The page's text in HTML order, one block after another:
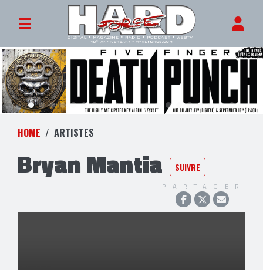
HOME ARTISTES
Bryan Mantia SUIVRE
PARTAGER